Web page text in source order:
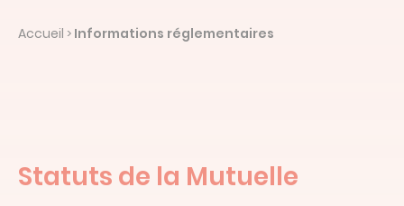
Accueil > Informations réglementaires
Statuts de la Mutuelle